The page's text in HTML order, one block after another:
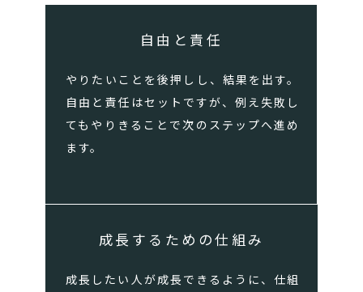
自由と責任
やりたいことを後押しし、結果を出す。
自由と責任はセットですが、例え失敗し
てもやりきることで次のステップへ進め
ます。
成長するための仕組み
成長したい人が成長できるように、仕組